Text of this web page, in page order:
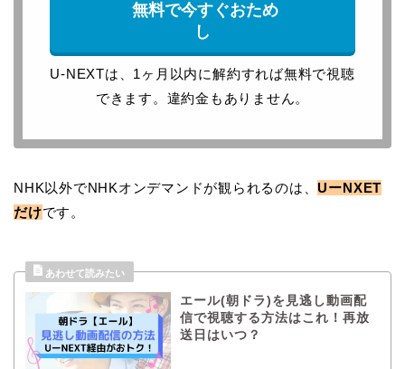
無料で今すぐおため
し
U-NEXTは、1ヶ月以内に解約すれば無料で視聴
できます。違約金もありません。
NHK以外でNHKオンデマンドが観られるのは、UーNXET
だけです。
エール(朝ドラ)を見逃し動画配
信で視聴する方法はこれ！再放
送日はいつ？